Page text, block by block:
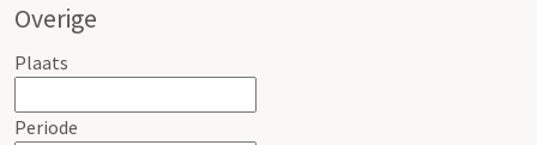
Overige
Plaats
Periode